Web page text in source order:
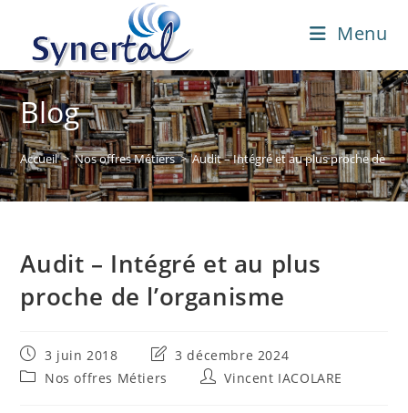
content
Menu
Blog
Accueil > Nos offres Métiers > Audit – Intégré et au plus proche de
Audit – Intégré et au plus
proche de l’organisme
Publication
publiée :
3 juin 2018
Dernière
modification
de
3 décembre 2024
PostNos offres Métiers
Auteur/autrice
Vincent IACOLARE